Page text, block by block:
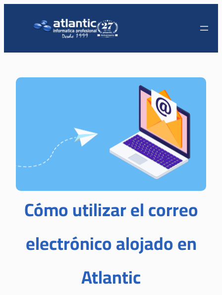
Cómo utilizar el correo
electrónico alojado en
Atlantic